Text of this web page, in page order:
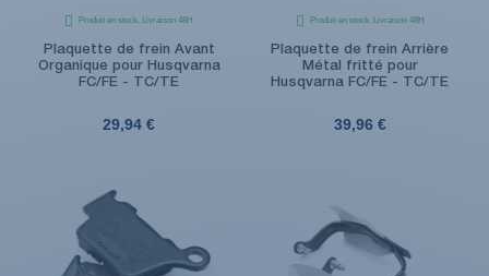
Produit en stock. Livraison 48H
Plaquette de frein Avant
Organique pour Husqvarna
FC/FE - TC/TE
29,94 €
Produit en stock. Livraison 48H
Plaquette de frein Arrière
Métal fritté pour
Husqvarna FC/FE - TC/TE
39,96 €